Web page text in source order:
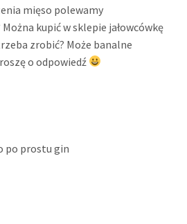
mięso polewamy
Można kupić w sklepie jałowcówkę
zrobić? Może banalne
o odpowiedź
po prostu gin